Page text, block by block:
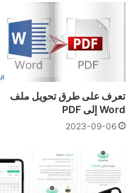
تعرف على طرق تحويل ملف
Word إلى PDF
2023-09-06